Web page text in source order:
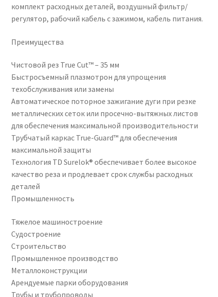
комплект расходных деталей, воздушный фильтр/
регулятор, рабочий кабель с зажимом, кабель питания.
Преимущества
Чистовой рез True Cut™ – 35 мм
Быстросъемный плазмотрон для упрощения
техобслуживания или замены
Автоматическое поторное зажигание дуги при резке
металлических сеток или просечно-вытяжных листов
для обеспечения максимальной производительности
Трубчатый каркас True-Guard™ для обеспечения
максимальной защиты
Технология TD Surelok® обеспечивает более высокое
качество реза и продлевает срок службы расходных
деталей
Промышленность
Тяжелое машиностроение
Судостроение
Строительство
Промышленное производство
Металлоконструкции
Арендуемые парки оборудования
Трубы и трубопроводы